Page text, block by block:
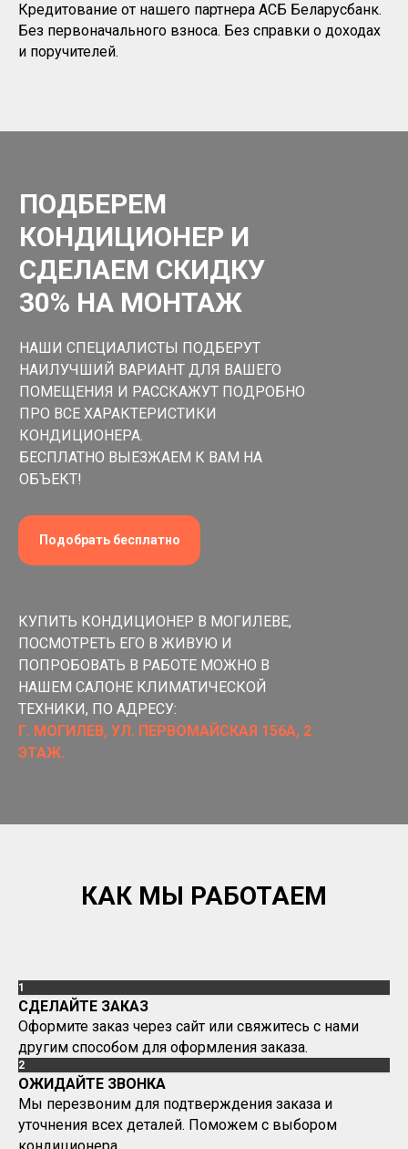
Кредитование от нашего партнера АСБ Беларусбанк.
Без первоначального взноса. Без справки о доходах
и поручителей.
ПОДБЕРЕМ
КОНДИЦИОНЕР И
СДЕЛАЕМ СКИДКУ
30% НА МОНТАЖ
НАШИ СПЕЦИАЛИСТЫ ПОДБЕРУТ
НАИЛУЧШИЙ ВАРИАНТ ДЛЯ ВАШЕГО
ПОМЕЩЕНИЯ И РАССКАЖУТ ПОДРОБНО
ПРО ВСЕ ХАРАКТЕРИСТИКИ
КОНДИЦИОНЕРА.
БЕСПЛАТНО ВЫЕЗЖАЕМ К ВАМ НА
ОБЪЕКТ!
Подобрать бесплатно
КУПИТЬ КОНДИЦИОНЕР В МОГИЛЕВЕ,
ПОСМОТРЕТЬ ЕГО В ЖИВУЮ И
ПОПРОБОВАТЬ В РАБОТЕ МОЖНО В
НАШЕМ САЛОНЕ КЛИМАТИЧЕСКОЙ
ТЕХНИКИ, ПО АДРЕСУ:
Г. МОГИЛЕВ, УЛ. ПЕРВОМАЙСКАЯ 156А, 2
ЭТАЖ.
КАК МЫ РАБОТАЕМ
1
СДЕЛАЙТЕ ЗАКАЗ
Оформите заказ через сайт или свяжитесь с нами
другим способом для оформления заказа.
2
ОЖИДАЙТЕ ЗВОНКА
Мы перезвоним для подтверждения заказа и
уточнения всех деталей. Поможем с выбором